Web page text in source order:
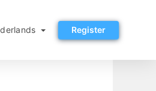
Register